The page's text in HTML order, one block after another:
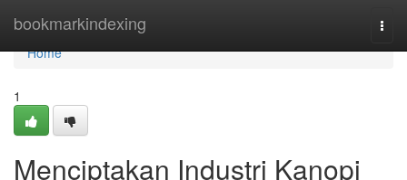
bookmarkindexing
Home
Home
1
Menciptakan Industri Kanopi